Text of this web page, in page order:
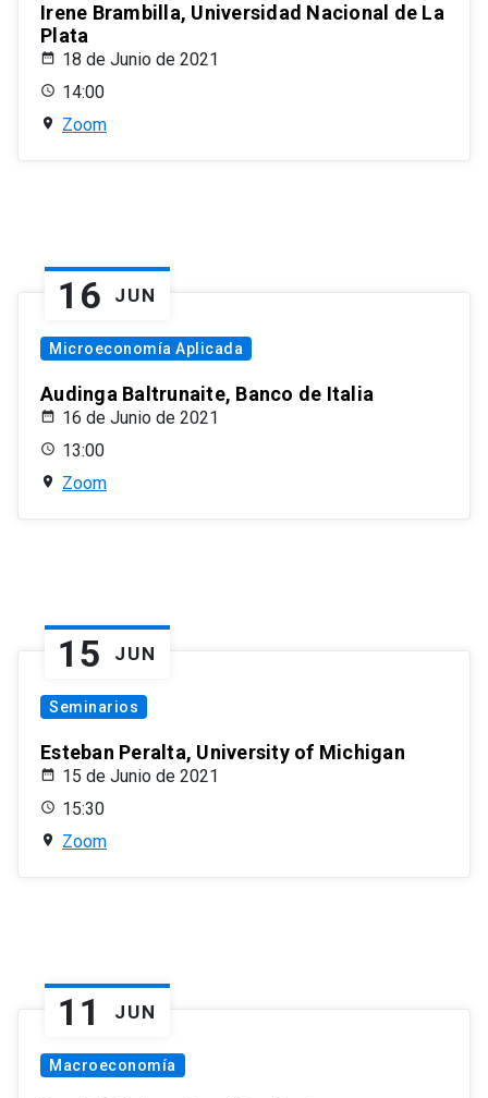
Irene Brambilla, Universidad Nacional de La
Plata
18 de Junio de 2021
14:00
Zoom
16 JUN
Microeconomía Aplicada
Audinga Baltrunaite, Banco de Italia
16 de Junio de 2021
13:00
Zoom
15 JUN
Seminarios
Esteban Peralta, University of Michigan
15 de Junio de 2021
15:30
Zoom
11 JUN
Macroeconomía